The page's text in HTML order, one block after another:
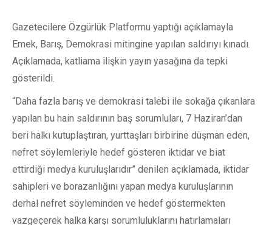
Gazetecilere Özgürlük Platformu yaptığı açıklamayla
Emek, Barış, Demokrasi mitingine yapılan saldırıyı kınadı.
Açıklamada, katliama ilişkin yayın yasağına da tepki
gösterildi.
“Daha fazla barış ve demokrasi talebi ile sokağa çıkanlara
yapılan bu hain saldırının baş sorumluları, 7 Haziran’dan
beri halkı kutuplaştıran, yurttaşları birbirine düşman eden,
nefret söylemleriyle hedef gösteren iktidar ve biat
ettirdiği medya kuruluşlarıdır” denilen açıklamada, iktidar
sahipleri ve borazanlığını yapan medya kuruluşlarının
derhal nefret söyleminden ve hedef göstermekten
vazgeçerek halka karşı sorumluluklarını hatırlamaları